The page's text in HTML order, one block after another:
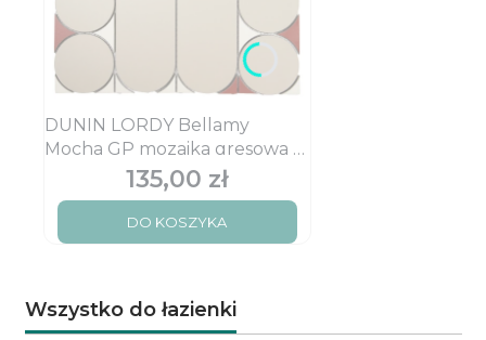
DUNIN LORDY Bellamy
Mocha GP mozaika gresowa w
kolorze bordo kawowym i
ecru
Cena
135,00 zł
DO KOSZYKA
Wszystko do łazienki